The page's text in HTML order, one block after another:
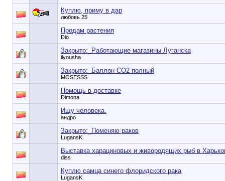
Куплю, приму в дар
любовь 25
Продам растения
Dio
Закрыто:_ Работающие магазины Луганска
ilyousha
Закрыто:_ Баллон СО2 полный
MOSESSS
Помощь в доставке
Dimona
Ищу человека.
андро
Закрыто:_ Поменяю раков
LugansK.
Выставка харациновых и живородящих рыб в
diss
Куплю самца синего флоридского рака
LugansK.